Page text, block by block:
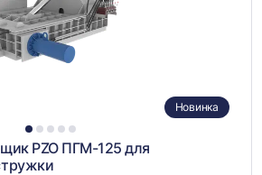
1 2 3 4 5
Новинка
PZO ПГМ-125 для